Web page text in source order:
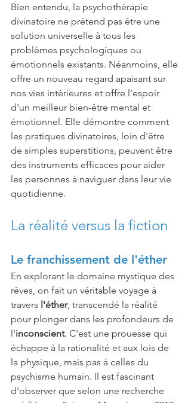
Bien entendu, la psychothérapie
divinatoire ne prétend pas être une
solution universelle à tous les
problèmes psychologiques ou
émotionnels existants. Néanmoins, elle
offre un nouveau regard apaisant sur
nos vies intérieures et offre l'espoir
d'un meilleur bien-être mental et
émotionnel. Elle démontre comment
les pratiques divinatoires, loin d'être
de simples superstitions, peuvent être
des instruments efficaces pour aider
les personnes à naviguer dans leur vie
quotidienne.
La réalité versus la fiction
Le franchissement de l'éther
En explorant le domaine mystique des
rêves, on fait un véritable voyage à
travers l'éther, transcendé la réalité
pour plonger dans les profondeurs de
l'inconscient. C'est une prouesse qui
échappe à la rationalité et aux lois de
la physique, mais pas à celles du
psychisme humain. Il est fascinant
d'observer que selon une recherche